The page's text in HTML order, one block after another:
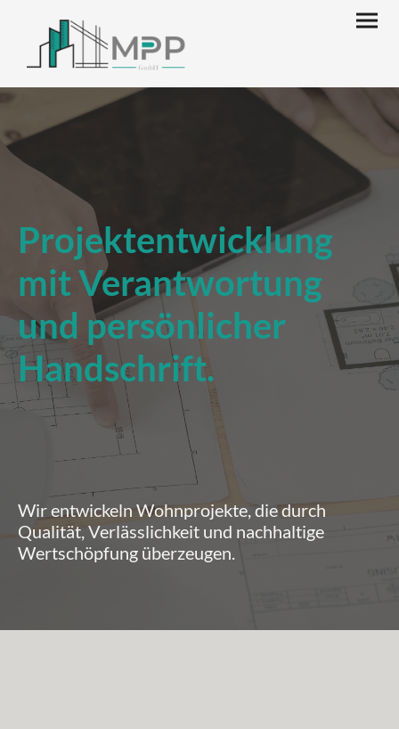
Projektentwicklung
mit Verantwortung
und persönlicher
Handschrift.
Wir entwickeln Wohnprojekte, die durch
Qualität, Verlässlichkeit und nachhaltige
Wertschöpfung überzeugen.